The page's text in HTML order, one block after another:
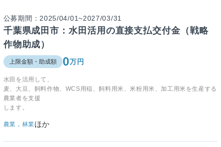
公募期間：2025/04/01~2027/03/31
千葉県成田市：水田活用の直接支払交付金（戦略
作物助成）
上限金額・助成額 0万円
水田を活用して、
麦、大豆、飼料作物、WCS用稲、飼料用米、米粉用米、加工用米を生産する
農業者を支援
します。
農業，林業ほか